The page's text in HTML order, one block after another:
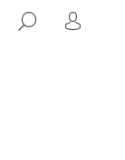
HLEDAT